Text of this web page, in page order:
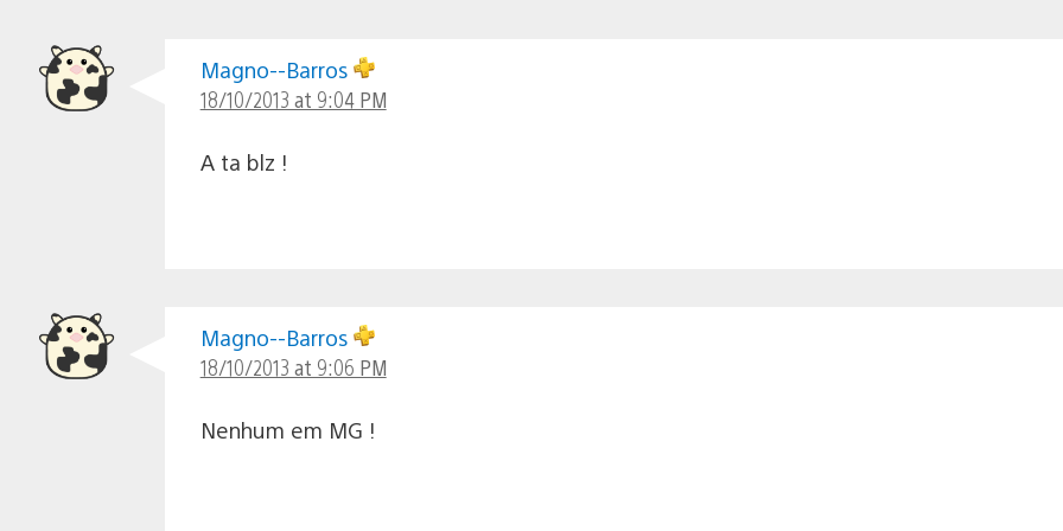
Magno--Barros
18/10/2013 at 9:04 PM
A ta blz !
Magno--Barros
18/10/2013 at 9:06 PM
Nenhum em MG !